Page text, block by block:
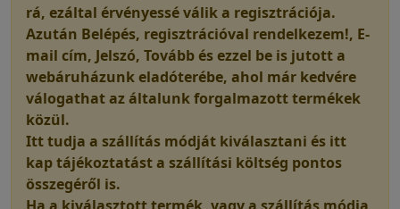
rá, ezáltal érvényessé válik a regisztrációja.
Azután Belépés, regisztrációval rendelkezem!, E-
mail cím, Jelszó, Tovább és ezzel be is jutott a
webáruházunk eladóterébe, ahol már kedvére
válogathat az általunk forgalmazott termékek
közül.
Itt tudja a szállítás módját kiválasztani és itt
kap tájékoztatást a szállítási költség pontos
összegéről is.